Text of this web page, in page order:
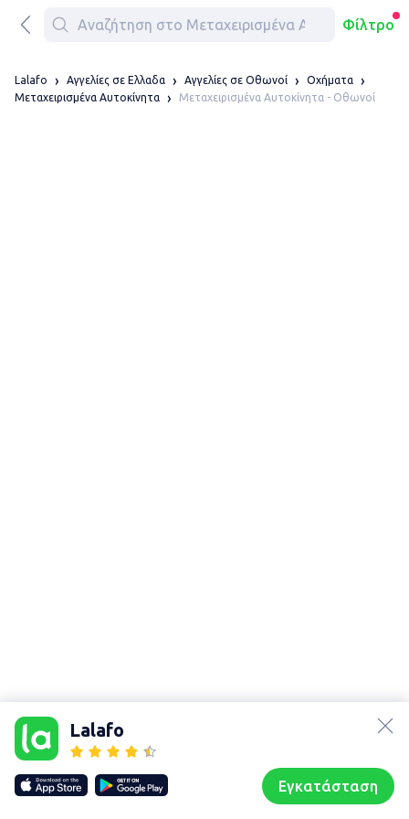
Φίλτρο
Lalafo
Εγκατάσταση
Lalafo Αγγελίες σε Ελλαδα Αγγελίες σε Οθωνοί
Οχήματα
Μεταχειρισμένα Αυτοκίνητα
Μεταχειρισμένα Αυτοκίνητα - Οθωνοί
Our websites
lalafo.kg
lalafo.rs
lalafo.pl
Sitemap
Χάρτης
Συζητήσεις Προφίλ